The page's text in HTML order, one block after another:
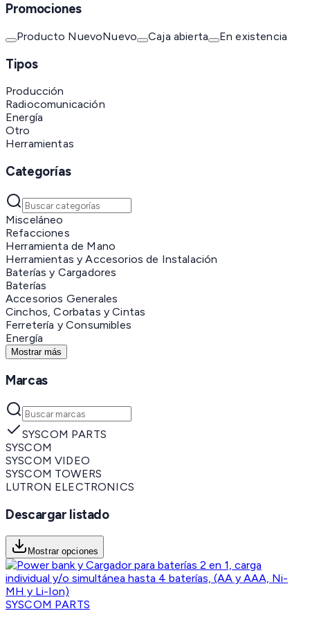
Promociones
Producto NuevoNuevo Caja abierta En existencia
Tipos
Producción
Radiocomunicación
Energía
Otro
Herramientas
Categorías
Misceláneo
Refacciones
Herramienta de Mano
Herramientas y Accesorios de Instalación
Baterías y Cargadores
Baterías
Accesorios Generales
Cinchos, Corbatas y Cintas
Ferretería y Consumibles
Energía
Mostrar más
Marcas
SYSCOM PARTS
SYSCOM
SYSCOM VIDEO
SYSCOM TOWERS
LUTRON ELECTRONICS
Descargar listado
Mostrar opciones
SYSCOM PARTS